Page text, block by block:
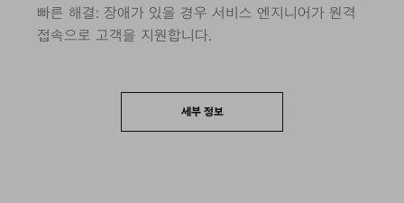
빠른 해결: 장애가 있을 경우 서비스 엔지니어가 원격
접속으로 고객을 지원합니다.
세부 정보